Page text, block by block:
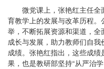
微党课上，张艳红主任
育教学上的发展与改革历程。
举，不断拓展资源和渠道，
成长与发展，助力教师们自
成绩。张艳红指出，这些成
果，也是教研部坚持“从严治